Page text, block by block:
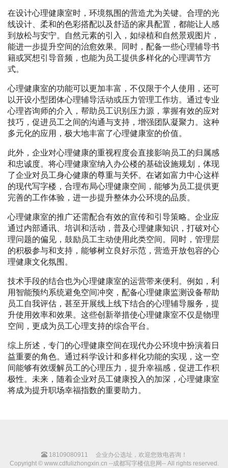
在设计心理健康室时，环境氛围的营造尤为关键。合理的光
线设计、柔和的色彩搭配以及舒适的家具配置，都能让人感
到放松与安宁。自然元素的引入，如绿植和自然景观图片，
能进一步提升空间的治愈效果。同时，配备一些心理辅导书
籍或冥想引导音频，也能为员工提供多样化的心理调节方
式。
心理健康室的功能可以更加丰富，不仅限于个人使用，还可
以开设小型团体心理辅导活动或压力管理工作坊。通过专业
心理咨询师的介入，帮助员工识别压力源，掌握有效的应对
技巧，促进员工之间的沟通与支持，增强团队凝聚力。这种
多元化的应用，极大地丰富了心理健康室的价值。
此外，企业对心理健康的重视程度会直接影响员工的归属感
和忠诚度。将心理健康室纳入办公楼的基础设施规划，体现
了企业对员工身心健康的尊重与关怀。在诸如富力中心这样
的现代写字楼，合理布局心理健康空间，能够为员工提供更
完善的工作体验，进一步提升整体办公环境的品质。
心理健康室的推广还需配合有效的宣传和引导策略。企业应
通过内部通讯、培训和活动，普及心理健康知识，打破对心
理问题的偏见，鼓励员工主动使用此类空间。同时，管理层
的积极参与和支持，能够树立良好示范，营造开放包容的心
理健康文化氛围。
技术手段的结合也为心理健康室的运营带来便利。例如，利
用智能预约系统避免空间冲突，配备心理健康监测设备帮助
员工自我评估，甚至开展线上线下结合的心理辅导服务，提
升使用效率和效果。这些创新举措使心理健康室不仅是物理
空间，更成为员工心理支持的综合平台。
综上所述，专门的心理健康空间在现代办公环境中扮演着日
益重要的角色。通过科学设计和多样化功能的实现，这一空
间能够有效缓解员工的心理压力，提升幸福感，促进工作积
极性。未来，随着企业对员工健康投入的加深，心理健康室
将成为提升职场幸福指数的重要助力。
18109080911
企业办公选址，欢迎您致电咨询！
Copyright © www.cdfulizhongxin.cn --成都写字楼信息网-- All rights reserved.